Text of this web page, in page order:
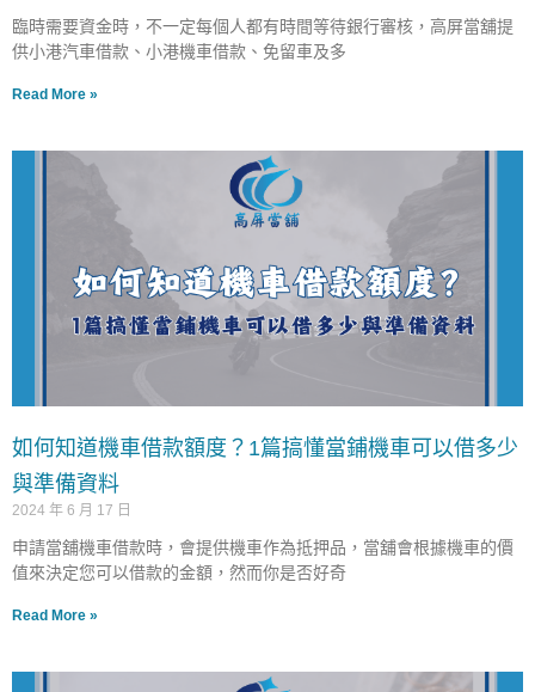
臨時需要資金時，不一定每個人都有時間等待銀行審核，高屏當舖提
供小港汽車借款、小港機車借款、免留車及多
Read More »
如何知道機車借款額度？1篇搞懂當鋪機車可以借多少
與準備資料
2024 年 6 月 17 日
申請當舖機車借款時，會提供機車作為抵押品，當舖會根據機車的價
值來決定您可以借款的金額，然而你是否好奇
Read More »